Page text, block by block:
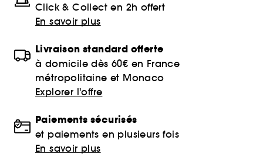
Click & Collect en 2h offert
En savoir plus
Livraison standard offerte
à domicile dès 60€ en France
métropolitaine et Monaco
Explorer l'offre
Paiements sécurisés
et paiements en plusieurs fois
En savoir plus